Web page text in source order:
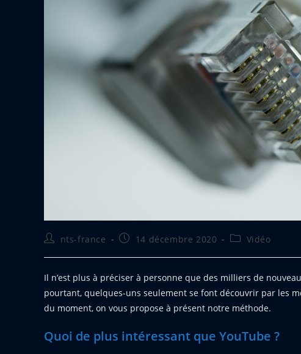
Auteur/autrice
la
publication :
nts-france
Publication
14 décembre 2020
PostVidéo
Il n’est plus à préciser à personne que des milliers de
pourtant, quelques-uns seulement se font découvrir par les
du moment, on vous propose à présent notre méthode.
Quoi de plus intéressant que YouTube ?